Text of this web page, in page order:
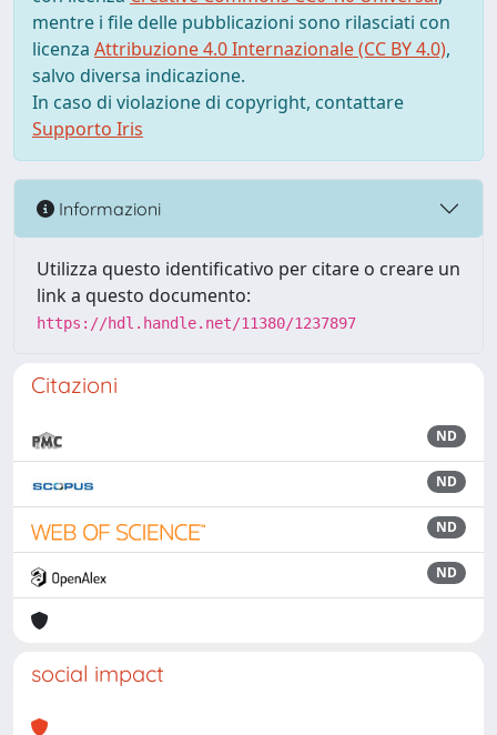
mentre i file delle pubblicazioni sono rilasciati con
licenza Attribuzione 4.0 Internazionale (CC BY 4.0),
salvo diversa indicazione.
In caso di violazione di copyright, contattare
Supporto Iris
Informazioni
Utilizza questo identificativo per citare o creare un
link a questo documento:
https://hdl.handle.net/11380/1237897
Citazioni
ND
ND
ND
ND
social impact